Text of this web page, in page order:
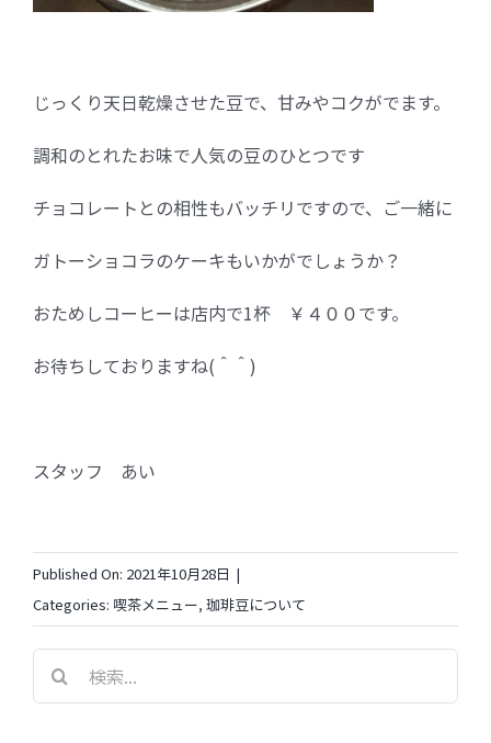
じっくり天日乾燥させた豆で、甘みやコクがでます。
調和のとれたお味で人気の豆のひとつです
チョコレートとの相性もバッチリですので、ご一緒に
ガトーショコラのケーキもいかがでしょうか？
おためしコーヒーは店内で1杯 ￥４００です。
お待ちしておりますね(＾＾)
スタッフ あい
Published On: 2021年10月28日 |
Categories: 喫茶メニュー, 珈琲豆について
索